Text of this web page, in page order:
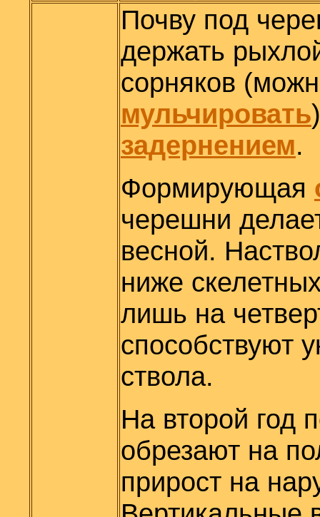
Почву под
держать
сорняков
мульчировать
задернением.
Формирующая
черешни
весной.
ниже
лишь на
способствуют
ствола.
На второй год
обрезают на
прирост на